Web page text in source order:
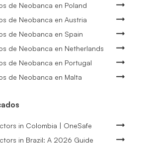
de Neobanca en Poland
de Neobanca en Austria
de Neobanca en Spain
de Neobanca en Netherlands
de Neobanca en Portugal
de Neobanca en Malta
in Colombia | OneSafe
in Brazil: A 2026 Guide